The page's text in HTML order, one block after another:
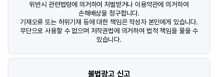
위반시 관련법령에 의거하여 처벌받거나 이용약관에 의거하여
손해배상을 청구합니다.
기재오류 또는 허위기재 등에 대한 책임은 작성자 본인에게 있습니다.
무단으로 사용할 수 없으며 저작권법에 의거하여 법적 책임을 물을 수
있습니다.
불법광고 신고